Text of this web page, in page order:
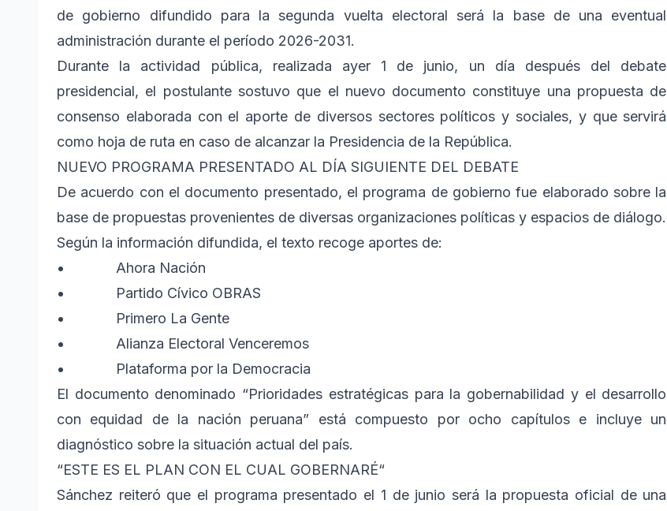
de gobierno difundido para la segunda vuelta electoral será la base de una eventual
administración durante el período 2026-2031.
Durante la actividad pública, realizada ayer 1 de junio, un día después del debate
presidencial, el postulante sostuvo que el nuevo documento constituye una propuesta de
consenso elaborada con el aporte de diversos sectores políticos y sociales, y que servirá
como hoja de ruta en caso de alcanzar la Presidencia de la República.
NUEVO PROGRAMA PRESENTADO AL DÍA SIGUIENTE DEL DEBATE
De acuerdo con el documento presentado, el programa de gobierno fue elaborado sobre la
base de propuestas provenientes de diversas organizaciones políticas y espacios de diálogo.
Según la información difundida, el texto recoge aportes de:
• Ahora Nación
• Partido Cívico OBRAS
• Primero La Gente
• Alianza Electoral Venceremos
• Plataforma por la Democracia
El documento denominado “Prioridades estratégicas para la gobernabilidad y el desarrollo
con equidad de la nación peruana” está compuesto por ocho capítulos e incluye un
diagnóstico sobre la situación actual del país.
“ESTE ES EL PLAN CON EL CUAL GOBERNARÉ“
Sánchez reiteró que el programa presentado el 1 de junio será la propuesta oficial de una